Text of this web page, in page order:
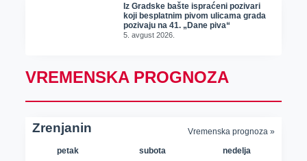
Iz Gradske bašte ispraćeni pozivari
koji besplatnim pivom ulicama grada
pozivaju na 41. „Dane piva“
5. avgust 2026.
VREMENSKA PROGNOZA